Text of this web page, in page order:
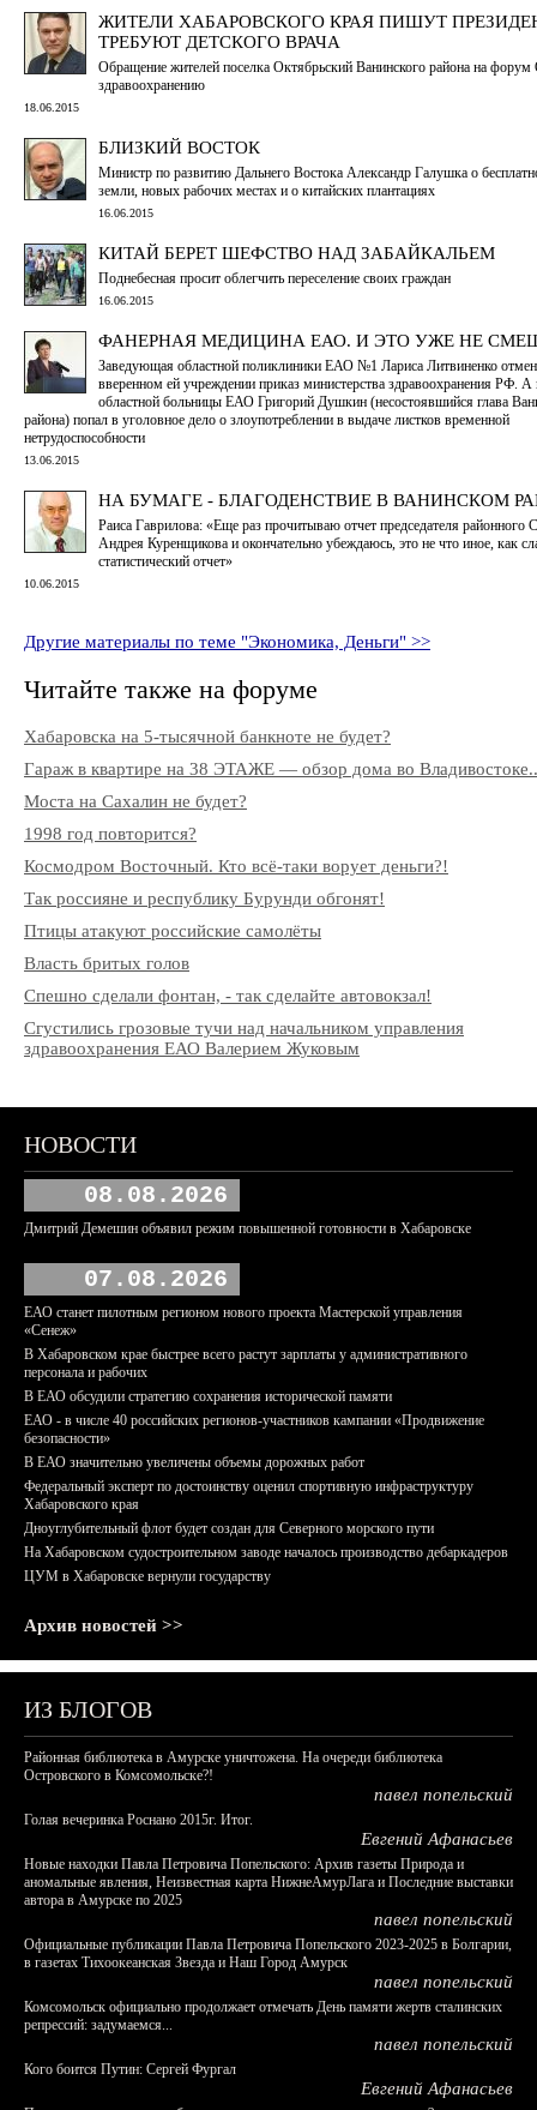
ЖИТЕЛИ ХАБАРОВСКОГО КРАЯ ПИШУТ
ТРЕБУЮТ ДЕТСКОГО ВРАЧА
Обращение жителей поселка Октябрьский Ванинского района на
здравоохранению
18.06.2015
БЛИЗКИЙ ВОСТОК
Министр по развитию Дальнего Востока Александр Галушка о
земли, новых рабочих местах и о китайских плантациях
16.06.2015
КИТАЙ БЕРЕТ ШЕФСТВО НАД ЗАБАЙКАЛЬЕМ
Поднебесная просит облегчить переселение своих граждан
16.06.2015
ФАНЕРНАЯ МЕДИЦИНА ЕАО. И ЭТО УЖЕ НЕ
Заведующая областной поликлиники ЕАО №1 Лариса Литвиненко
вверенном ей учреждении приказ министерства здравоохранения РФ. А
областной больницы ЕАО Григорий Душкин (несостоявшийся глава
района) попал в уголовное дело о злоупотреблении в выдаче листков временной
нетрудоспособности
13.06.2015
НА БУМАГЕ - БЛАГОДЕНСТВИЕ В ВАНИНСКОМ
Раиса Гаврилова: «Еще раз прочитываю отчет председателя районного
Андрея Куренщикова и окончательно убеждаюсь, это не что иное, как
статистический отчет»
10.06.2015
Другие материалы по теме "Экономика, Деньги" >>
Читайте также на форуме
Хабаровска на 5-тысячной банкноте не будет?
Гараж в квартире на 38 ЭТАЖЕ — обзор дома во
Моста на Сахалин не будет?
1998 год повторится?
Космодром Восточный. Кто всё-таки ворует деньги?!
Так россияне и республику Бурунди обгонят!
Птицы атакуют российские самолёты
Власть бритых голов
Спешно сделали фонтан, - так сделайте автовокзал!
Сгустились грозовые тучи над начальником управления
здравоохранения ЕАО Валерием Жуковым
НОВОСТИ
08.08.2026
Дмитрий Демешин объявил режим повышенной готовности в Хабаровске
07.08.2026
ЕАО станет пилотным регионом нового проекта Мастерской управления
«Сенеж»
В Хабаровском крае быстрее всего растут зарплаты у административного
персонала и рабочих
В ЕАО обсудили стратегию сохранения исторической памяти
ЕАО - в числе 40 российских регионов-участников кампании «Продвижение
безопасности»
В ЕАО значительно увеличены объемы дорожных работ
Федеральный эксперт по достоинству оценил спортивную инфраструктуру
Хабаровского края
Дноуглубительный флот будет создан для Северного морского пути
На Хабаровском судостроительном заводе началось производство дебаркадеров
ЦУМ в Хабаровске вернули государству
Архив новостей >>
ИЗ БЛОГОВ
Районная библиотека в Амурске уничтожена. На очереди библиотека
Островского в Комсомольске?!
павел попельский
Голая вечеринка Роснано 2015г. Итог.
Евгений Афанасьев
Новые находки Павла Петровича Попельского: Архив газеты Природа и
аномальные явления, Неизвестная карта НижнеАмурЛага и Последние выставки
автора в Амурске по 2025
павел попельский
Официальные публикации Павла Петровича Попельского 2023-2025 в Болгарии,
в газетах Тихоокеанская Звезда и Наш Город Амурск
павел попельский
Комсомольск официально продолжает отмечать День памяти жертв сталинских
репрессий: задумаемся...
павел попельский
Кого боится Путин: Сергей Фургал
Евгений Афанасьев